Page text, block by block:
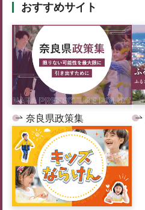
おすすめサイト
奈良県政策集